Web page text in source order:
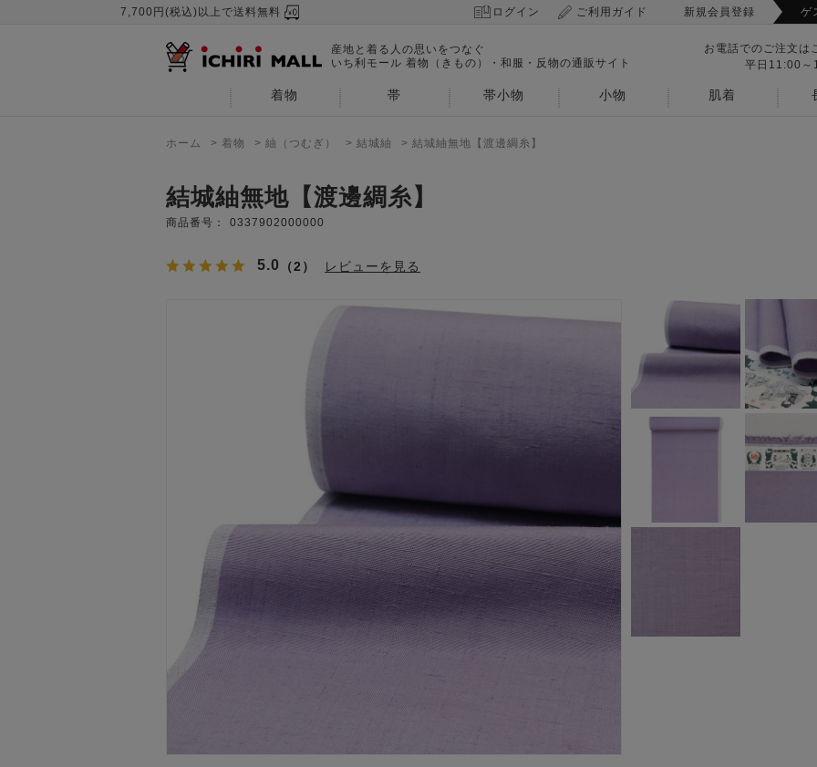
7,700円(税込)以上で送料無料 ログイン ご利用ガイド 新規会員登録 ゲ
産地と着る人の思いをつなぐ
いち利モール 着物（きもの）・和服・反物の通販サイト
お電話でのご注文は
平日11:00～
着物 帯 帯小物 小物 肌着
ホーム > 着物 > 紬（つむぎ） > 結城紬 > 結城紬無地【渡邊綢糸】
結城紬無地【渡邊綢糸】
商品番号： 0337902000000
5.0 （2） レビューを見る